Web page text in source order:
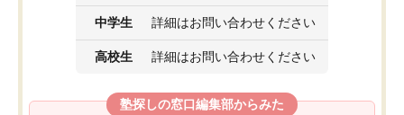
中学生 詳細はお問い合わせください
高校生 詳細はお問い合わせください
塾探しの窓口編集部からみた